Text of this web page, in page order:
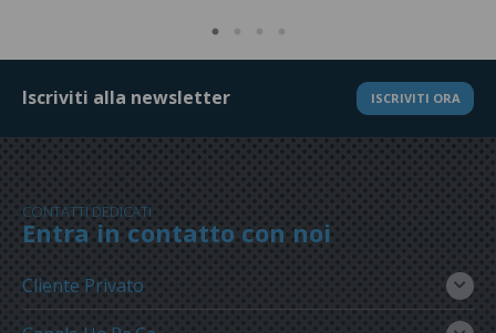
Iscriviti alla newsletter ISCRIVITI ORA
CONTATTI DEDICATI
Entra in contatto con noi
Cliente Privato